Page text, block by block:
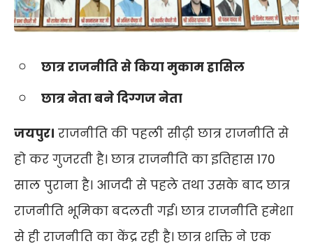
छात्र राजनीति से किया मुकाम हासिल
छात्र नेता बने दिग्गज नेता
जयपुर। राजनीति की पहली सीढ़ी छात्र राजनीति से
हो कर गुजरती है। छात्र राजनीति का इतिहास 170
साल पुराना है। आजदी से पहले तथा उसके बाद छात्र
राजनीति भूमिका बदलती गई। छात्र राजनीति हमेशा
से ही राजनीति का केंद्र रही है। छात्र शक्ति ने एक